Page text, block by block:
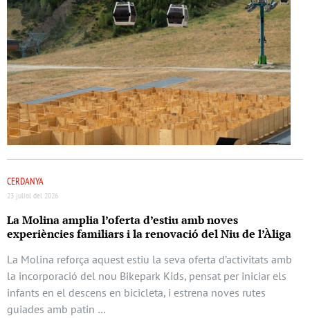
CERDANYA
23 juliol del 2026
La Molina amplia l’oferta d’estiu amb noves
experiències familiars i la renovació del Niu de l’Àliga
La Molina reforça aquest estiu la seva oferta d’activitats amb
la incorporació del nou Bikepark Kids, pensat per iniciar els
infants en el descens en bicicleta, i estrena noves rutes
guiades amb patin …